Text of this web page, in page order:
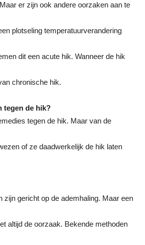
er zijn ook andere oorzaken aan te
plotseling temperatuurverandering
dit een acute hik. Wanneer de hik
chronische hik.
tegen de hik?
tegen de hik. Maar van de
of ze daadwerkelijk de hik laten
zijn gericht op de ademhaling. Maar een
altijd de oorzaak. Bekende methoden